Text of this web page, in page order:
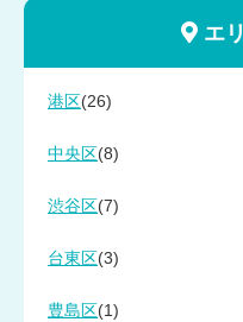
エ
港区 (26)
中央区 (8)
渋谷区 (7)
台東区 (3)
豊島区 (1)